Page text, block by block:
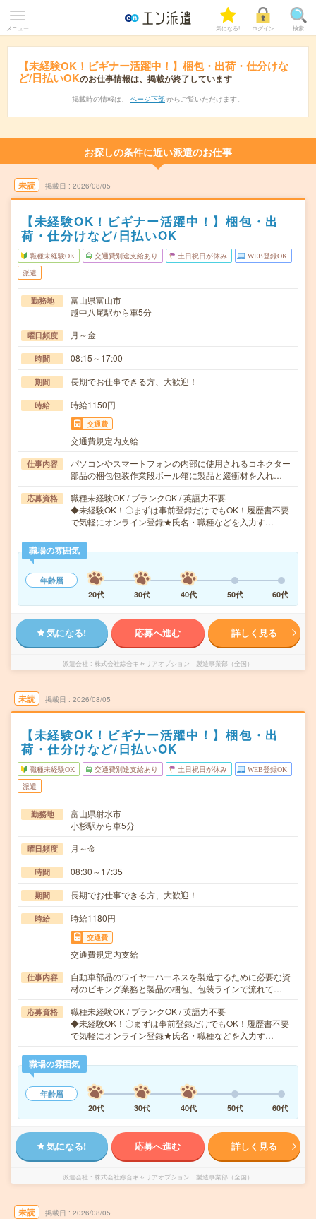
メニュー 気になる! ログイン 検索
【未経験OK！ビギナー活躍中！】梱包・出荷・仕分けな
ど/日払いOKのお仕事情報は、掲載が終了しています
掲載時の情報は、 ページ下部 からご覧いただけます。
お探しの条件に近い派遣のお仕事
未読 掲載日 2026/08/05
【未経験OK！ビギナー活躍中！】梱包・出
荷・仕分けなど/日払いOK
職種未経験OK 交通費別途支給あり 土日祝日が休み WEB登録OK
派遣
勤務地
富山県富山市
越中八尾駅から車5分
曜日頻度 月～金
時間 08:15～17:00
期間 長期でお仕事できる方、大歓迎！
時給 時給1150円
交通費
交通費規定内支給
仕事内容
パソコンやスマートフォンの内部に使用されるコネクター
部品の梱包包装作業段ボール箱に製品と緩衝材を入れ…
応募資格
職種未経験OK / ブランクOK / 英語力不要
◆未経験OK！〇まずは事前登録だけでもOK！履歴書不要
で気軽にオンライン登録★氏名・職種などを入力す…
職場の雰囲気
年齢層
20代
30代 40代 50代 60代
気になる! 応募へ進む 詳しく見る
派遣会社 株式会社綜合キャリアオプション 製造事業部（全国）
未読 掲載日 2026/08/05
【未経験OK！ビギナー活躍中！】梱包・出
荷・仕分けなど/日払いOK
職種未経験OK 交通費別途支給あり 土日祝日が休み WEB登録OK
派遣
勤務地
富山県射水市
小杉駅から車5分
曜日頻度 月～金
時間 08:30～17:35
期間 長期でお仕事できる方、大歓迎！
時給 時給1180円
交通費
交通費規定内支給
仕事内容
自動車部品のワイヤーハーネスを製造するために必要な資
材のピキング業務と製品の梱包、包装ラインで流れて…
応募資格
職種未経験OK / ブランクOK / 英語力不要
◆未経験OK！〇まずは事前登録だけでもOK！履歴書不要
で気軽にオンライン登録★氏名・職種などを入力す…
職場の雰囲気
年齢層
20代
30代 40代 50代 60代
気になる! 応募へ進む 詳しく見る
派遣会社 株式会社綜合キャリアオプション 製造事業部（全国）
未読 掲載日 2026/08/05